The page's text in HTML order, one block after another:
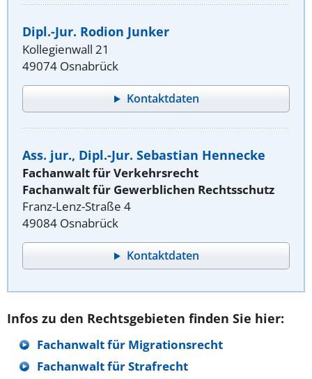
Dipl.-Jur. Rodion Junker
Kollegienwall 21
49074 Osnabrück
Kontaktdaten
Ass. jur., Dipl.-Jur. Sebastian Hennecke
Fachanwalt für Verkehrsrecht
Fachanwalt für Gewerblichen Rechtsschutz
Franz-Lenz-Straße 4
49084 Osnabrück
Kontaktdaten
Infos zu den Rechtsgebieten finden Sie hier:
Fachanwalt für Migrationsrecht
Fachanwalt für Strafrecht